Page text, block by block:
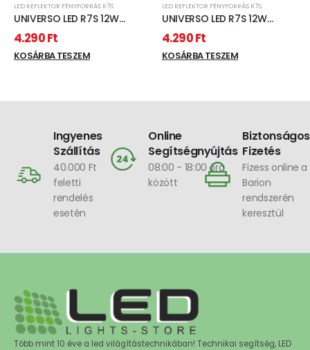
LED REFLEKTOR FÉNYFORRÁS R7S
UNIVERSO LED R7S 12W
1320lm 3000K CRI≥80
Ø28x118mm
4.290Ft
KOSÁRBA TESZEM
LED REFLEKTOR FÉNYFORRÁS R7S
UNIVERSO LED R7S 12W
1320lm 4000K CRI≥80
Ø28x118mm
4.290Ft
KOSÁRBA TESZEM
Ingyenes
Szállítás
40.000 Ft
feletti
rendelés
esetén
Online
Segítségnyújtás
08:00 - 18:00 óra
között
Biztonságos
Fizetés
Fizess online a
Barion
rendszerén
keresztül
Több mint 10 éve a led világítástechnikában! Technikai segítség, LED